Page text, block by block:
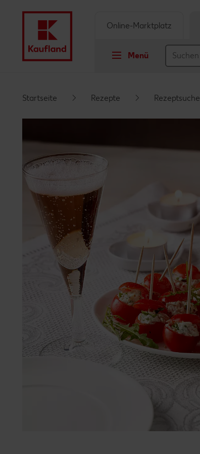
Footer
Schwebender Seitenbereich
Menü
Online-Marktplatz
Startseite Rezepte Rezeptsuche